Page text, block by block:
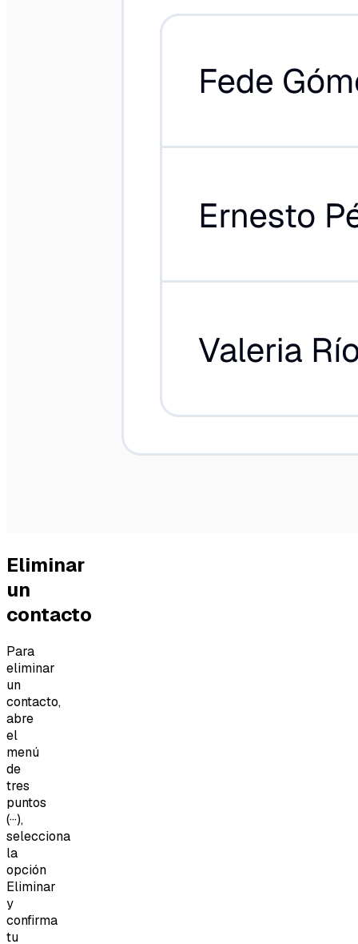
Eliminar
un
contacto
Para
eliminar
un
contacto,
abre
el
menú
de
tres
puntos
(···),
selecciona
la
opción
Eliminar
y
confirma
tu